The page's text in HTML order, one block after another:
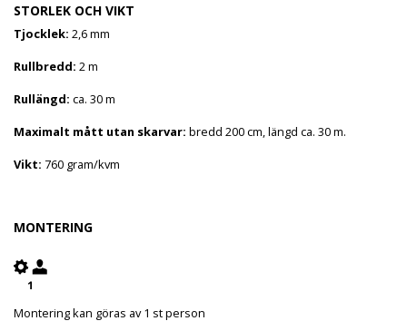
STORLEK OCH VIKT
Tjocklek: 2,6 mm
Rullbredd: 2 m
Rullängd: ca. 30 m
Maximalt mått utan skarvar: bredd 200 cm, längd ca. 30 m.
Vikt: 760 gram/kvm
MONTERING
Montering kan göras av 1 st person